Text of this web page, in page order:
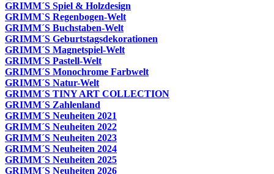
GRIMM´S Spiel & Holzdesign
GRIMM`S Regenbogen-Welt
GRIMM´S Buchstaben-Welt
GRIMM´S Geburtstagsdekorationen
GRIMM´S Magnetspiel-Welt
GRIMM´S Pastell-Welt
GRIMM´S Monochrome Farbwelt
GRIMM´S Natur-Welt
GRIMM´S TINY ART COLLECTION
GRIMM´S Zahlenland
GRIMM´S Neuheiten 2021
GRIMM´S Neuheiten 2022
GRIMM´S Neuheiten 2023
GRIMM´S Neuheiten 2024
GRIMM´S Neuheiten 2025
GRIMM´S Neuheiten 2026